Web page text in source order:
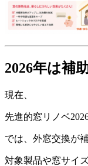
2026年は補
現在、
先進的窓リノベ
では、外窓交換が
対象製品や窓サイ